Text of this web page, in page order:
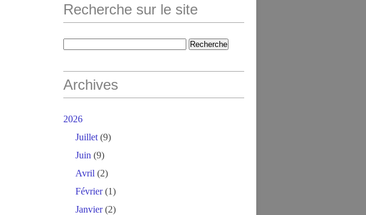
Recherche sur le site
Archives
2026
Juillet (9)
Juin (9)
Avril (2)
Février(1)
Janvier(2)